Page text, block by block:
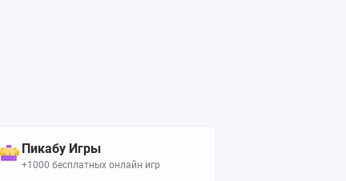
Пикабу Игры
+1000 бесплатных онлайн игр